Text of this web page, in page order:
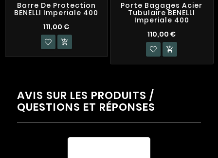
Barre De Protection
BENELLI Imperiale 400
111,00 €

Porte Bagages Acier
Tubulaire BENELLI
Imperiale 400
110,00 €

AVIS SUR LES PRODUITS /
QUESTIONS ET RÉPONSES